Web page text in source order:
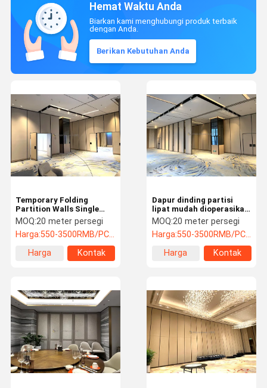
Hemat Waktu Anda
Biarkan kami menghubungi produk terbaik
dengan Anda.
Berikan Kebutuhan Anda
Dapur dinding partisi
lipat mudah dioperasikan
Pusat Pameran
MOQ:20 meter persegi
Harga:550-3500RMB/PC (FOB) Tax Not Included
Harga
Kontak
Temporary Folding
Partition Walls Single
Door Untuk Ruang Tamu
MOQ:20 meter persegi
Harga:550-3500RMB/PC (FOB) Tax Not Included
Harga
Kontak